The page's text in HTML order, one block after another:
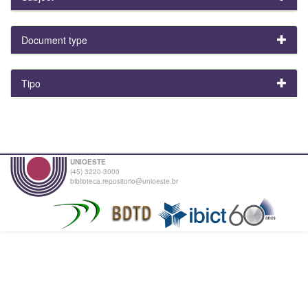
Document type
Tipo
UNIOESTE
(45) 3220-3000
biblioteca.repositorio@unioeste.br